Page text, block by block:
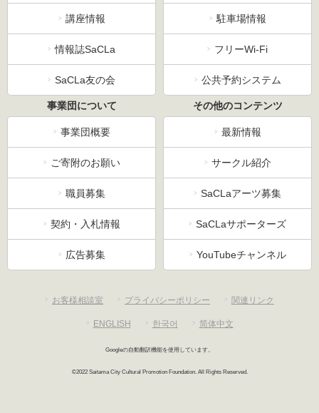
講座情報
情報誌SaCLa
SaCLa友の会
駐車場情報
フリーWi-Fi
公共予約システム
事業団について
事業団概要
ご寄附のお願い
職員募集
契約・入札情報
広告募集
その他のコンテンツ
最新情報
サークル紹介
SaCLaアーツ募集
SaCLaサポーターズ
YouTubeチャンネル
お客様相談室 プライバシーポリシー 関連リンク
ENGLISH 한국어 简体中文
Googleの自動翻訳機能を使用しています。
©2022 Saitama City Cultural Promotion Foundation. All Rights Reserved.